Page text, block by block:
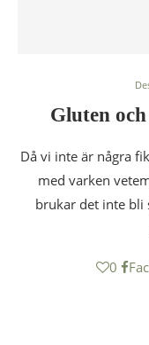
Gluten
Då vi inte är några
med varken
brukar det inte bli
0